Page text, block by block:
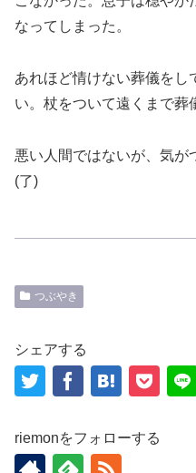
なってしまった。
あれほど情けない葬儀をし
い。杖をついて遠くまで葬
悪い人間ではないが、気が
(了)
つぶやき
シェアする
riemonをフォローする